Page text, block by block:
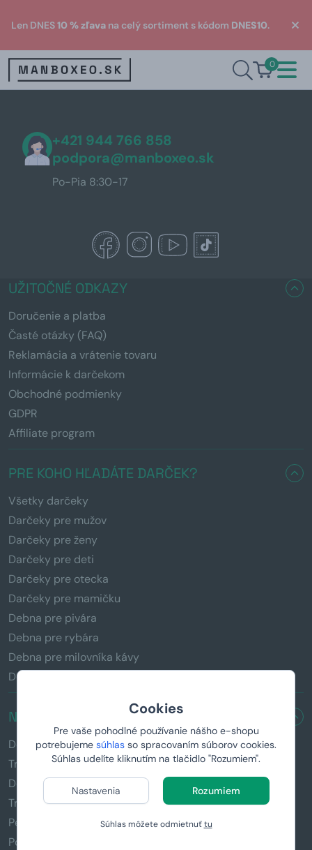
Cookies
Pre vaše pohodlné používanie nášho e-shopu
potrebujeme súhlas so spracovaním súborov cookies.
Súhlas udelíte kliknutím na tlačidlo "Rozumiem".
Nastavenia Rozumiem
Súhlas môžete odmietnuťtu
Len DNES10 % zľava na celý sortiment s kódom DNES10.
0
+421 944 766 858
podpora@manboxeo.sk
Po-Pia 8:30-17
UŽITOČNÉ ODKAZY
Doručenie a platba
Časté otázky (FAQ)
Reklamácia a vrátenie tovaru
Informácie k darčekom
Obchodné podmienky
GDPR
Affiliate program
PRE KOHO HĽADÁTE DARČEK?
Všetky darčeky
Darčeky pre mužov
Darčeky pre ženy
Darčeky pre deti
Darčeky pre otecka
Darčeky pre mamičku
Debna pre pivára
Debna pre rybára
Debna pre milovníka kávy
Debna pre fitnesáka
NAŠE PRODUKTY
Debny s páčidlom
Truhlice so zámočkom
Domáci pivovar
Tričká s potlačou
Personalizované darčeky
Pollitre s potlačou